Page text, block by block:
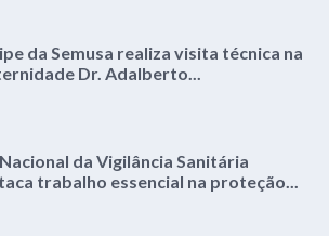
da Semusa realiza visita técnica na
Dr. Adalberto...
da Vigilância Sanitária
trabalho essencial na proteção...